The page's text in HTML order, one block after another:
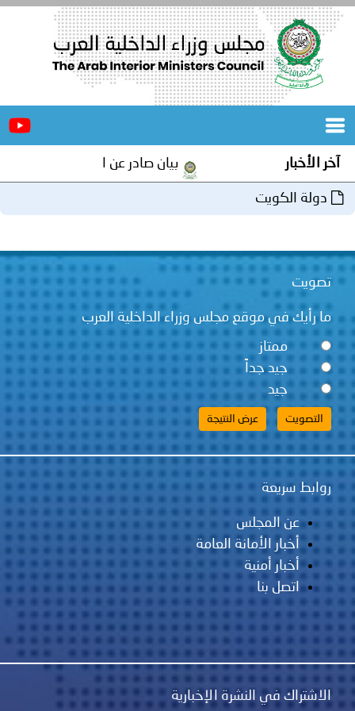
الرئيسية
المجلس
مؤتمرات
اجتماعات
جهود
و
إنجازات
برامج
توعوية
الخدمات
الإلكترونية
صور
وفيديو
مجلة
أصداء
الأمانة
إعلانات
من
نحن
اتصل
بنا
آخر الأخبار بيان صادر عن الأمانة العامة
دولة الكويت
تصويت
ما رأيك في موقع مجلس وزراء الداخلية العرب
ممتاز
جيد جداً
جيد
روابط سريعة
عن المجلس
أخبار الأمانة العامة
أخبار أمنية
اتصل بنا
الاشتراك في النشرة الإخبارية